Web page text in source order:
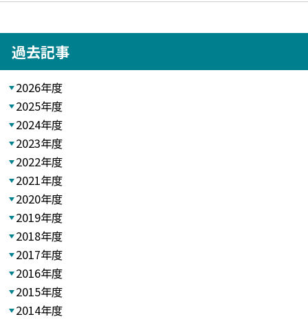
過去記事
2026年度
2025年度
2024年度
2023年度
2022年度
2021年度
2020年度
2019年度
2018年度
2017年度
2016年度
2015年度
2014年度